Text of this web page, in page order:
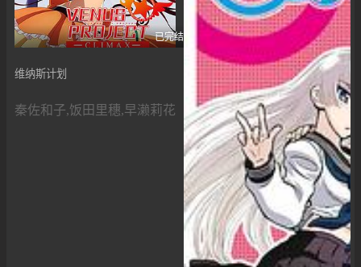
已完结
维纳斯计划
秦佐和子,饭田里穗,早濑莉花